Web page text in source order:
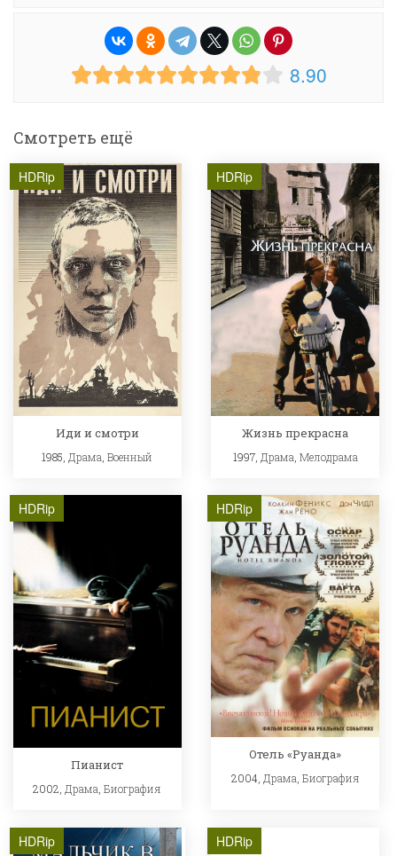
8.90
Смотреть ещё
HDRip
Иди и смотри
1985, Драма ,Военный
HDRip
Жизнь прекрасна
1997, Драма Мелодрама
HDRip
Пианист
2002,Драма,Биография
HDRip
Отель «Руанда»
2004, Драма, Биография
HDRip HDRip